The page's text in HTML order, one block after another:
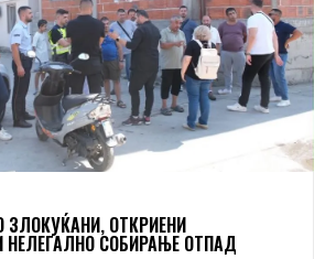
ЗЛОКУЌАНИ, ОТКРИЕНИ
СОБИРАЊЕ ОТПАД